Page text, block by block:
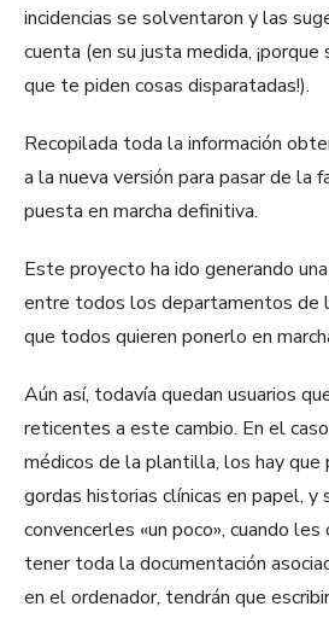
incidencias se solventaron y las
cuenta (en su justa medida, ¡porque
que te piden cosas disparatadas!).
Recopilada toda la información
a la nueva versión para pasar de la
puesta en marcha definitiva.
Este proyecto ha ido generando
entre todos los departamentos de
que todos quieren ponerlo en
Aún así, todavía quedan usuarios
reticentes a este cambio. En el
médicos de la plantilla, los hay que
gordas historias clínicas en papel, y
convencerles «un poco», cuando
tener toda la documentación
en el ordenador, tendrán que